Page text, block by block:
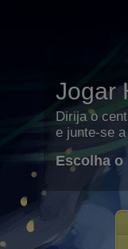
Jogar
Dirija o
e junte-se
Escolha o